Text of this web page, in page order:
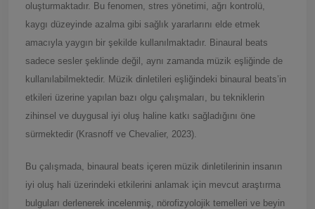
oluşturmaktadır. Bu fenomen, stres yönetimi, ağrı kontrolü,
kaygı düzeyinde azalma gibi sağlık yararlarını elde etmek
amacıyla yaygın bir şekilde kullanılmaktadır. Binaural beats
sadece sesler şeklinde değil, aynı zamanda müzik eşliğinde de
kullanılabilmektedir. Müzik dinletileri eşliğindeki binaural beats’in
etkileri üzerine yapılan bazı olgu çalışmaları, bu tekniklerin
zihinsel ve duygusal iyi oluş haline katkı sağladığını öne
sürmektedir (Krasnoff ve Chevalier, 2023).
Bu çalışmada, binaural beats içeren müzik dinletilerinin insanın
iyi oluş hali üzerindeki etkilerini anlamak için mevcut araştırma
bulguları derlenerek incelenmiş, nörofizyolojik temelleri ve beyin